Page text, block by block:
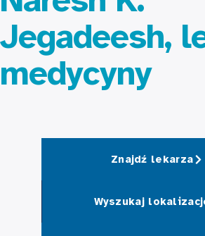
Jegadeesh,
medycyny
Znajdź lekarza
Wyszukaj